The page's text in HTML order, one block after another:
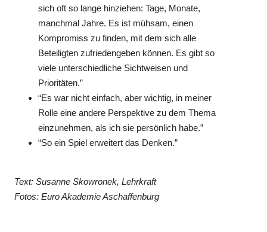
sich oft so lange hinziehen: Tage, Monate,
manchmal Jahre. Es ist mühsam, einen
Kompromiss zu finden, mit dem sich alle
Beteiligten zufriedengeben können. Es gibt so
viele unterschiedliche Sichtweisen und
Prioritäten.”
“Es war nicht einfach, aber wichtig, in meiner
Rolle eine andere Perspektive zu dem Thema
einzunehmen, als ich sie persönlich habe.”
“So ein Spiel erweitert das Denken.”
Text: Susanne Skowronek, Lehrkraft
Fotos: Euro Akademie Aschaffenburg